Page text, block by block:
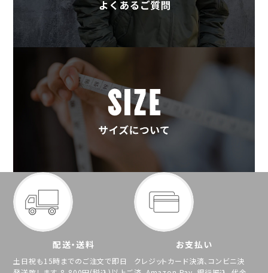
配送・送料
土日祝も15時までのご注文で即日
お支払い
クレジットカード決済、コンビニ決